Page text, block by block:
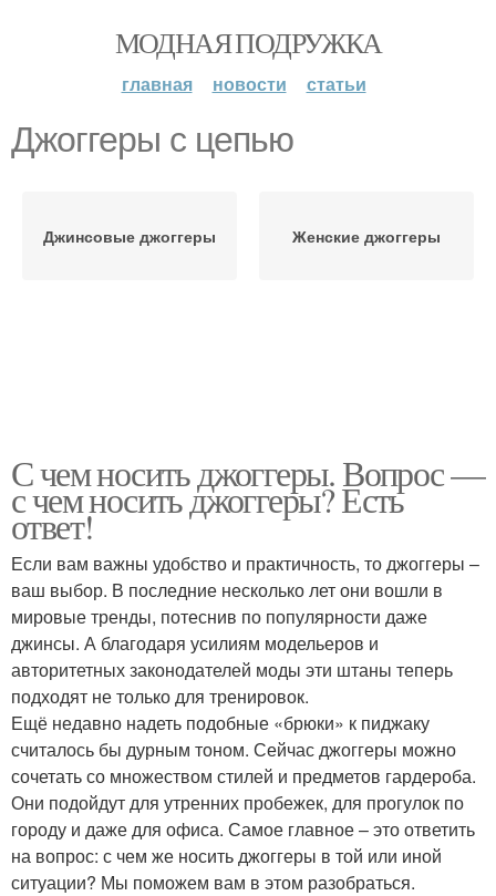
МОДНАЯ ПОДРУЖКА
главная новости статьи
Джоггеры с цепью
Джинсовые джоггеры Женские джоггеры
С чем носить джоггеры. Вопрос —
с чем носить джоггеры? Есть
ответ!
Если вам важны удобство и практичность, то джоггеры –
ваш выбор. В последние несколько лет они вошли в
мировые тренды, потеснив по популярности даже
джинсы. А благодаря усилиям модельеров и
авторитетных законодателей моды эти штаны теперь
подходят не только для тренировок.
Ещё недавно надеть подобные «брюки» к пиджаку
считалось бы дурным тоном. Сейчас джоггеры можно
сочетать со множеством стилей и предметов гардероба.
Они подойдут для утренних пробежек, для прогулок по
городу и даже для офиса. Самое главное – это ответить
на вопрос: с чем же носить джоггеры в той или иной
ситуации? Мы поможем вам в этом разобраться.